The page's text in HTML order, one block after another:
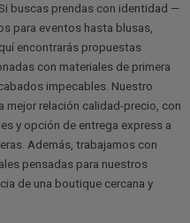
buscas prendas con identidad —
para eventos hasta blusas,
encontrarás propuestas
con materiales de primera
impecables. Nuestro
relación calidad-precio, con
y opción de entrega express a
Además, trabajamos con
pensadas para nuestros
de una boutique cercana y